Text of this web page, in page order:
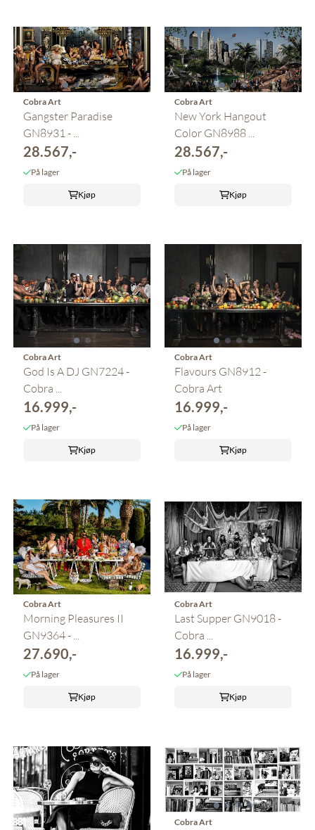
Cobra Art
Gangster Paradise
GN8931 - ...
28.567,-
På lager
Kjøp
Cobra Art
New York Hangout
Color GN8988 ...
28.567,-
På lager
Kjøp
Cobra Art
God Is A DJ GN7224 -
Cobra ...
16.999,-
På lager
Kjøp
Cobra Art
Flavours GN8912 -
Cobra Art
16.999,-
På lager
Kjøp
Cobra Art
Morning Pleasures II
GN9364 - ...
27.690,-
På lager
Kjøp
Cobra Art
Last Supper GN9018 -
Cobra ...
16.999,-
På lager
Kjøp
Cobra Art